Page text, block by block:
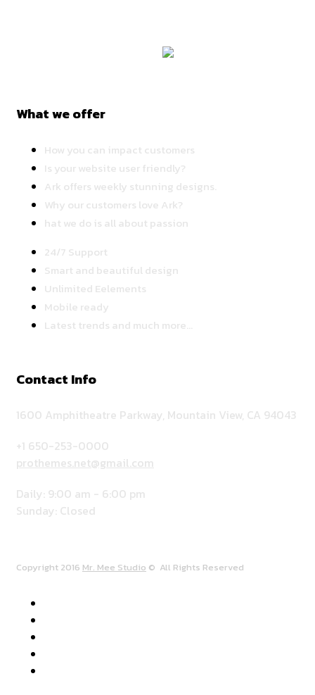
What we offer
How you can impact customers
Is your website user friendly?
Ark offers weekly stunning designs.
Why our customers love Ark?
hat we do is all about passion
24/7 Support
Smart and beautiful design
Unlimited Eelements
Mobile ready
Latest trends and much more...
Contact Info
1600 Amphitheatre Parkway, Mountain View, CA 94043
+1 650-253-0000
prothemes.net@gmail.com
Daily: 9:00 am - 6:00 pm
Sunday: Closed
Copyright 2016 Mr. Mee Studio © All Rights Reserved